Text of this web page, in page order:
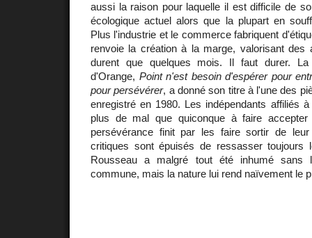
aussi la raison pour laquelle il est difficile de
écologique actuel alors que la plupart en
Plus l'industrie et le commerce fabriquent
renvoie la création à la marge, valorisant des
durent que quelques mois. Il faut durer. La
d'Orange, Point n'est besoin d'espérer pour
pour persévérer, a donné son titre à l'une des
enregistré en 1980. Les indépendants affiliés
plus de mal que quiconque à faire
persévérance finit par les faire sortir de
critiques sont épuisés de ressasser toujours
Rousseau a malgré tout été inhumé
commune, mais la nature lui rend naïvement le